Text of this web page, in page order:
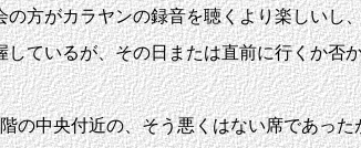
がカラヤンの録音を聴くより楽しいし
ているが、その日または直前に行くか
中央付近の、そう悪くはない席であっ